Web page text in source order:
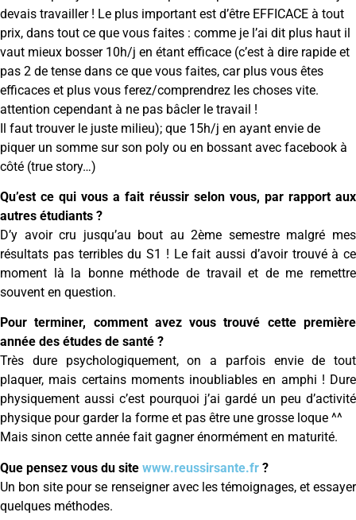
devais travailler ! Le plus important est d’être EFFICACE à tout
prix, dans tout ce que vous faites : comme je l’ai dit plus haut il
vaut mieux bosser 10h/j en étant efficace (c’est à dire rapide et
pas 2 de tense dans ce que vous faites, car plus vous êtes
efficaces et plus vous ferez/comprendrez les choses vite.
attention cependant à ne pas bâcler le travail !
Il faut trouver le juste milieu); que 15h/j en ayant envie de
piquer un somme sur son poly ou en bossant avec facebook à
côté (true story…)
Qu’est ce qui vous a fait réussir selon vous, par rapport aux
autres étudiants ?
D’y avoir cru jusqu’au bout au 2ème semestre malgré mes
résultats pas terribles du S1 ! Le fait aussi d’avoir trouvé à ce
moment là la bonne méthode de travail et de me remettre
souvent en question.
Pour terminer, comment avez vous trouvé cette première
année des études de santé ?
Très dure psychologiquement, on a parfois envie de tout
plaquer, mais certains moments inoubliables en amphi ! Dure
physiquement aussi c’est pourquoi j’ai gardé un peu d’activité
physique pour garder la forme et pas être une grosse loque ^^
Mais sinon cette année fait gagner énormément en maturité.
Que pensez vous du site www.reussirsante.fr ?
Un bon site pour se renseigner avec les témoignages, et essayer
quelques méthodes.